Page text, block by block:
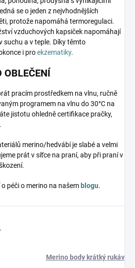
se o jeden z nejvhodnějších
protože napomáhá termoregulaci.
vzduchových kapsiček napomáhají
suchu a v teple. Díky těmto
i proekzematiky.
OBLEČENÍ
pracím prostředkem na vlnu, ručně
programem na vlnu do 30°C na
jistotu ohledně certifikace pračky,
merino/hedvábí je slabé a velmi
prát v síťce na praní, aby při praní v
péči o merino na našem blogu.
Merino body krátký rukáv